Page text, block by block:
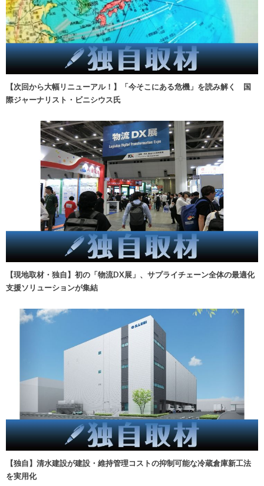
【次回から大幅リニューアル！】「今そこにある危機」を読み解く 国
際ジャーナリスト・ビニシウス氏
【現地取材・独自】初の「物流DX展」、サプライチェーン全体の最適化
支援ソリューションが集結
【独自】清水建設が建設・維持管理コストの抑制可能な冷蔵倉庫新工法
を実用化